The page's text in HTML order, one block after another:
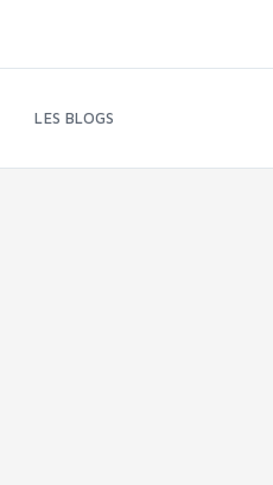
LES BLOGS